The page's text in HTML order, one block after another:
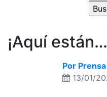
¡Aquí
Por
13/01/